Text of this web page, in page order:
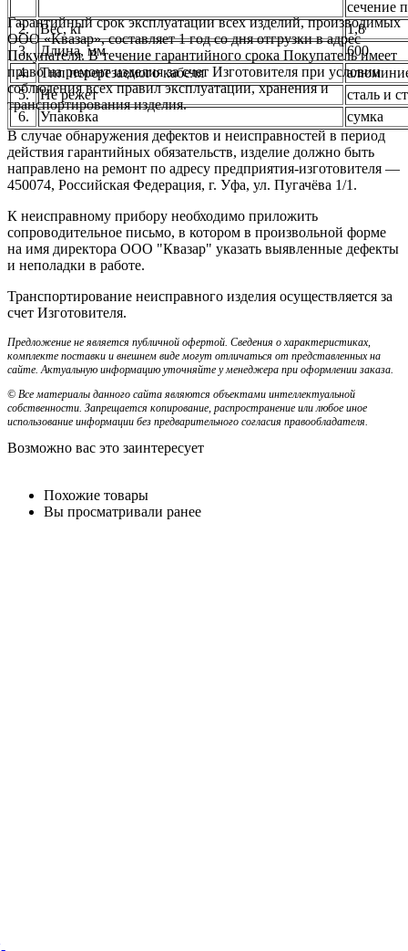
сечение
2.
Вес, кг
1,8
3.
Длина, мм
600
4.
Тип перерезаемого кабеля
5.
Не режет
сталь и
6.
Упаковка сумка
Гарантийный срок эксплуатации всех изделий, производимых
ООО «Квазар», составляет 1 год со дня отгрузки в адрес
Покупателя. В течение гарантийного срока Покупатель имеет
право на ремонт изделия за счет Изготовителя при условии
соблюдения всех правил эксплуатации, хранения и
транспортирования изделия.
В случае обнаружения дефектов и неисправностей в период
действия гарантийных обязательств, изделие должно быть
направлено на ремонт по адресу предприятия-изготовителя —
450074, Российская Федерация, г. Уфа, ул. Пугачёва 1/1.
К неисправному прибору необходимо приложить
сопроводительное письмо, в котором в произвольной форме
на имя директора ООО "Квазар" указать выявленные дефекты
и неполадки в работе.
Транспортирование неисправного изделия осуществляется за
счет Изготовителя.
Предложение не является публичной офертой. Сведения о характеристиках,
комплекте поставки и внешнем виде могут отличаться от представленных на
сайте. Актуальную информацию уточняйте у менеджера при оформлении заказа.
© Все материалы данного сайта являются объектами интеллектуальной
собственности. Запрещается копирование, распространение или любое иное
использование информации без предварительного согласия правообладателя.
Возможно вас это заинтересует
Похожие товары
Вы просматривали ранее